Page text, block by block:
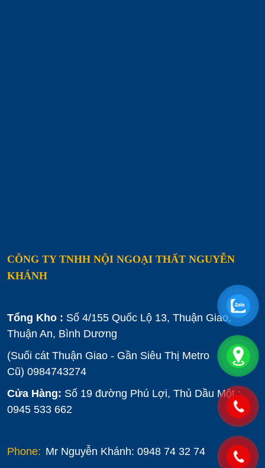
CÔNG TY TNHH NỘI NGOẠI THẤT NGUYỄN
KHÁNH
Tổng Kho : Số 4/155 Quốc Lộ 13, Thuận Giao,
Thuận An, Bình Dương
(Suối cát Thuận Giao - Gần Siêu Thị Metro
Cũ) 0984743274
Cửa Hàng: Số 19 đường Phú Lợi, Thủ Dầu Một :
0945 533 662
Phone: Mr Nguyễn Khánh: 0948 74 32 74